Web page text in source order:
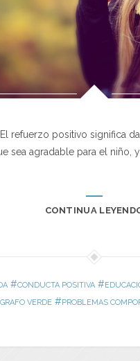
refuerzo positivo significa
sea agradable para el niño,
CONTINUA
#CONDUCTA POSITIVA#
VERDE #PROBLEMAS